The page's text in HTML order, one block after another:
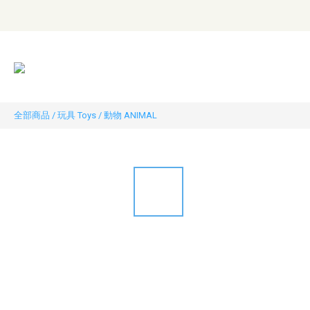
全部商品 / 玩具 Toys / 動物 ANIMAL